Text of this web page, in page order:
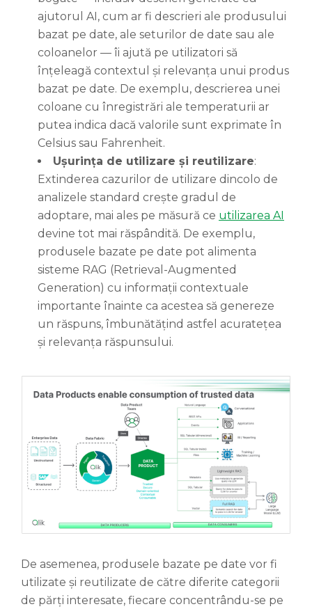
ajutorul AI, cum ar fi descrieri ale produsului
bazat pe date, ale seturilor de date sau ale
coloanelor — îi ajută pe utilizatori să
înțeleagă contextul și relevanța unui produs
bazat pe date. De exemplu, descrierea unei
coloane cu înregistrări ale temperaturii ar
putea indica dacă valorile sunt exprimate în
Celsius sau Fahrenheit.
Ușurința de utilizare și reutilizare:
Extinderea cazurilor de utilizare dincolo de
analizele standard crește gradul de
adoptare, mai ales pe măsură ce utilizarea AI
devine tot mai răspândită. De exemplu,
produsele bazate pe date pot alimenta
sisteme RAG (Retrieval-Augmented
Generation) cu informații contextuale
importante înainte ca acestea să genereze
un răspuns, îmbunătățind astfel acuratețea
și relevanța răspunsului.
De asemenea, produsele bazate pe date vor fi
utilizate și reutilizate de către diferite categorii
de părți interesate, fiecare concentrându-se pe